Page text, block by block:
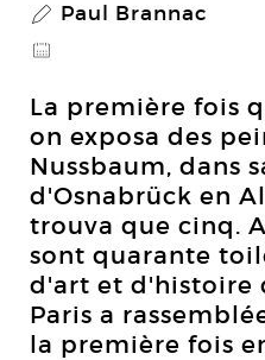
P Paul Brannac
@
La première fois
on exposa des
Nussbaum, dans
d'Osnabrück en
trouva que cinq.
sont quarante
d'art et d'histoire
Paris a
la première fois